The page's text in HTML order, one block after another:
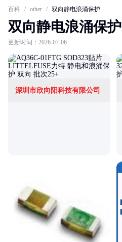
百科 / other / 双向静电浪涌保护
双向静电浪涌保护
更新时间：2026-07-06
深圳市欣向阳科技有限公司